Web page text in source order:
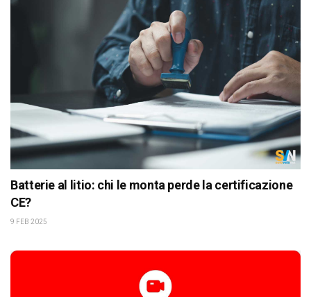
Batterie al litio: chi le monta perde la certificazione
CE?
9 FEB 2025